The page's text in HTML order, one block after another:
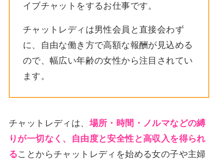
イブチャットをするお仕事です。
チャットレディは男性会員と直接会わず
に、自由な働き方で高額な報酬が見込める
ので、幅広い年齢の女性から注目されてい
ます。
チャットレディは、場所・時間・ノルマなどの縛
りが一切なく、自由度と安全性と高収入を得られ
ることからチャットレディを始める女の子や主婦